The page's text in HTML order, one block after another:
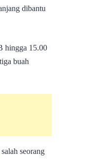
dibantu
hingga 15.00
buah
seorang